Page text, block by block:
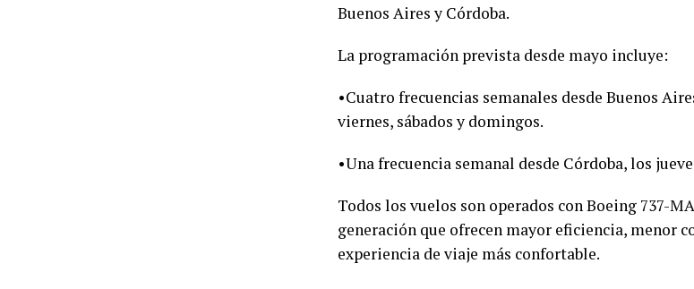
Buenos Aires y Córdoba.
La programación prevista desde mayo incluye:
•Cuatro frecuencias semanales desde Buenos
viernes, sábados y domingos.
•Una frecuencia semanal desde Córdoba, los
Todos los vuelos son operados con Boeing 737-
generación que ofrecen mayor eficiencia, menor
experiencia de viaje más confortable.